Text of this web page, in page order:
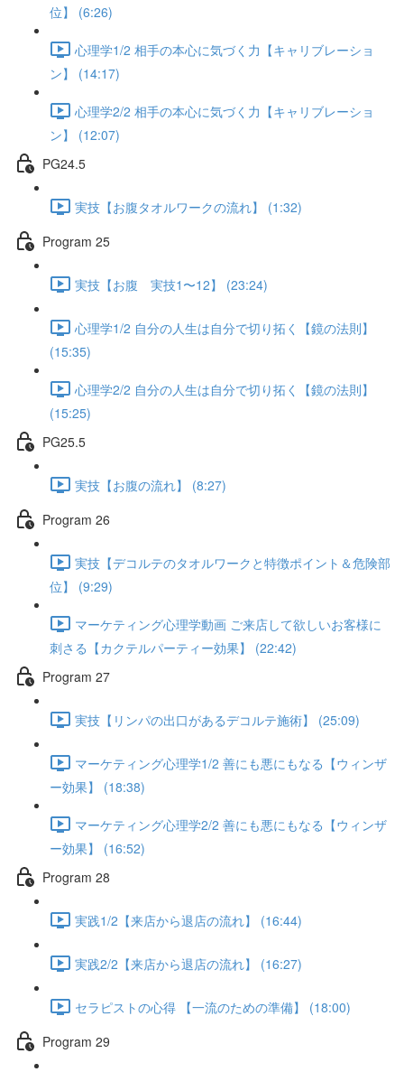
位】 (6:26)
心理学1/2 相手の本心に気づく力【キャリブレーショ
ン】 (14:17)
心理学2/2 相手の本心に気づく力【キャリブレーショ
ン】 (12:07)
PG24.5
実技【お腹タオルワークの流れ】 (1:32)
Program 25
実技【お腹 実技1〜12】 (23:24)
心理学1/2 自分の人生は自分で切り拓く【鏡の法則】
(15:35)
心理学2/2 自分の人生は自分で切り拓く【鏡の法則】
(15:25)
PG25.5
実技【お腹の流れ】 (8:27)
Program 26
実技【デコルテのタオルワークと特徴ポイント＆危険部
位】 (9:29)
マーケティング心理学動画 ご来店して欲しいお客様に
刺さる【カクテルパーティー効果】 (22:42)
Program 27
実技【リンパの出口があるデコルテ施術】 (25:09)
マーケティング心理学1/2 善にも悪にもなる【ウィンザ
ー効果】 (18:38)
マーケティング心理学2/2 善にも悪にもなる【ウィンザ
ー効果】 (16:52)
Program 28
実践1/2【来店から退店の流れ】 (16:44)
実践2/2【来店から退店の流れ】 (16:27)
セラピストの心得 【一流のための準備】 (18:00)
Program 29